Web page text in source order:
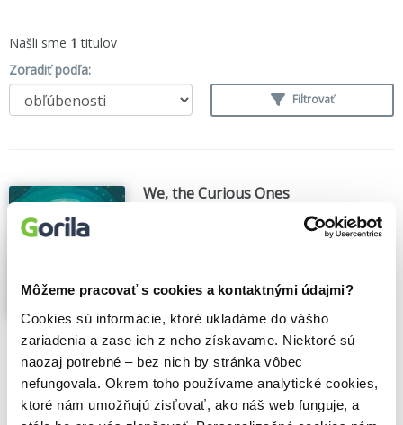
Môžeme pracovať s cookies a kontaktnými údajmi?
Cookies sú informácie, ktoré ukladáme do vášho
zariadenia a zase ich z neho získavame. Niektoré sú
naozaj potrebné – bez nich by stránka vôbec
nefungovala. Okrem toho používame analytické cookies,
ktoré nám umožňujú zisťovať, ako náš web funguje, a
Našli sme 1 titulov
Zoradiť podľa:
Filtrovať
We, the Curious Ones
Walker books(2024)
Shimmering poetry and stunning cut-paper
symbiotic relationship between science
and story...Zobraziť viac
🌴 Máme na sklade, posielame ihneď.
14,20€ Do košíka